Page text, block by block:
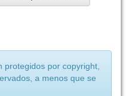
protegidos por copyright,
a menos que se